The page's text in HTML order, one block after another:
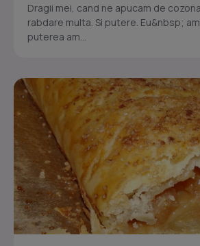
Dragii mei, cand ne apucam de
rabdare multa. Si putere. Eu&nbsp;
puterea am...